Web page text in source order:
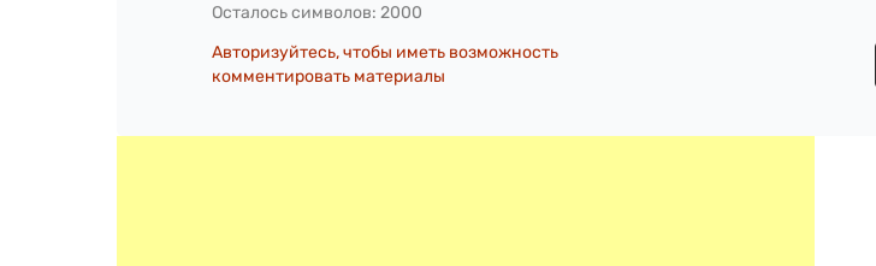
Осталось символов: 2000
Авторизуйтесь, чтобы иметь возможность
комментировать материалы